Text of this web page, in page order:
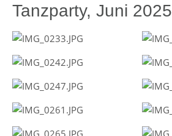
Tanzparty, Juni 2025